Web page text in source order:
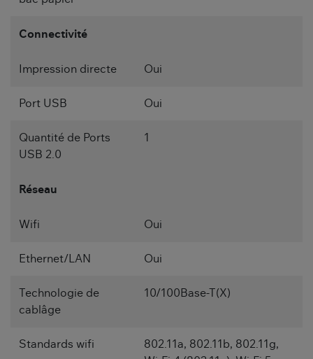
Connectivité
Impression directe Oui
Port USB Oui
Quantité de Ports
USB 2.0
1
Réseau
Wifi Oui
Ethernet/LAN Oui
Technologie de
cablâge
10/100Base-T(X)
Standards wifi
802.11a, 802.11b, 802.11g,